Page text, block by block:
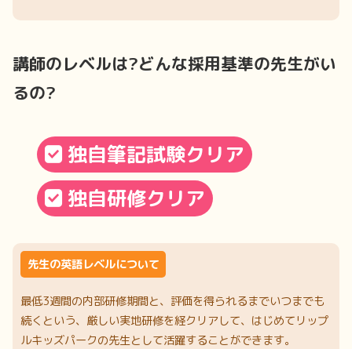
講師のレベルは?どんな採用基準の先生がい
るの?
独自筆記試験クリア
独自研修クリア
先生の英語レベルについて
最低3週間の内部研修期間と、評価を得られるまでいつまでも
続くという、厳しい実地研修を経クリアして、はじめてリップ
ルキッズパークの先生として活躍することができます。